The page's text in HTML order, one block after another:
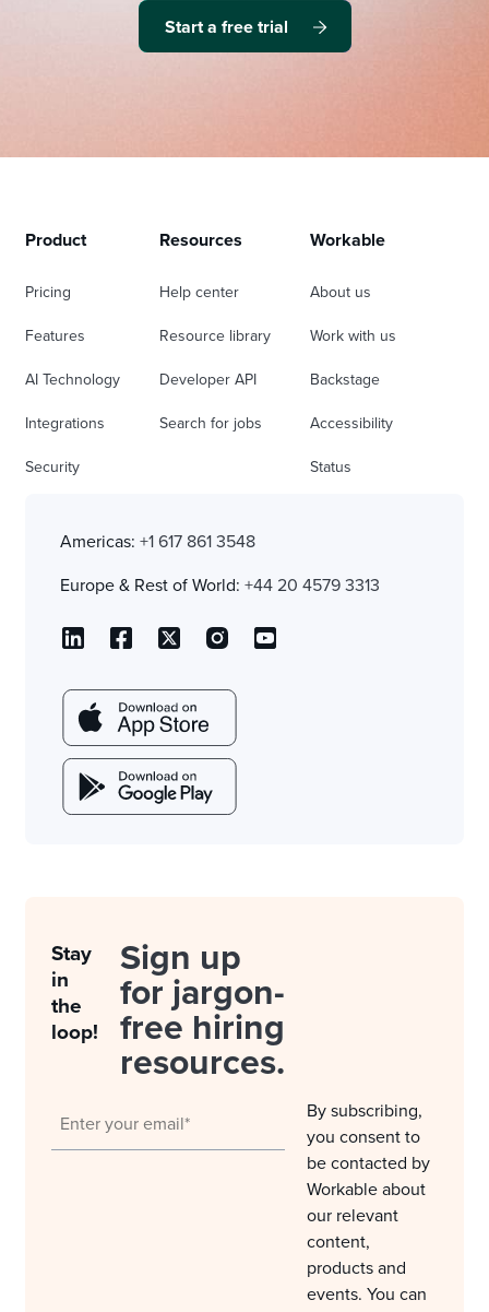
Start a free trial
Product
Pricing
Features
AI Technology
Integrations
Security
Resources
Help center
Resource library
Developer API
Search for jobs
Workable
About us
Work with us
Backstage
Accessibility
Status
Americas: +1 617 861 3548
Europe & Rest of World: +44 20 4579 3313
Stay
in
the
loop!
Sign up
for jargon-
free hiring
resources.
By subscribing,
you consent to
be contacted by
Workable about
our relevant
content,
products and
events. You can